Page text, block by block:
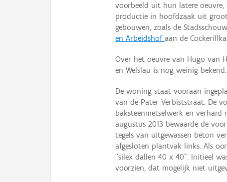
voorbeeld uit hun latere oeuvre,
productie in hoofdzaak uit
gebouwen, zoals de
en Arbeidshofaan de
Over het oeuvre van Hugo van
en Welslau is nog weinig bekend.
De woning staat vooraan
van de Pater Verbiststraat. De
baksteenmetselwerk en verhard
augustus 2013 bewaarde de
tegels van uitgewassen beton
afgesloten plantvak links. Als
“silex dallen 40 x 40”. Initieel
voorzien, dat mogelijk niet